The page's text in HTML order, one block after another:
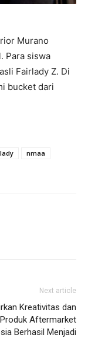
Murano
Para siswa
Fairlady Z. Di
bucket dari
nmaa
Next article
Kreativitas dan
Aftermarket
Berhasil Menjadi